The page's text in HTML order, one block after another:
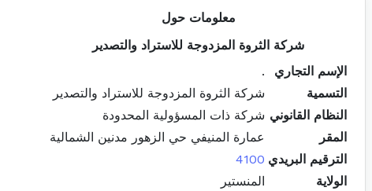
معلومات حول
شركة الثروة المزدوجة للاستراد والتصدير
الإسم التجاري
.
التسمية
شركة الثروة المزدوجة للاستراد والتصدير
النظام القانوني شركة ذات المسؤولية المحدودة
المقر
عمارة المنيفي حي الزهور مدنين الشمالية
الترقيم البريدي 4100
الولاية
المنستير